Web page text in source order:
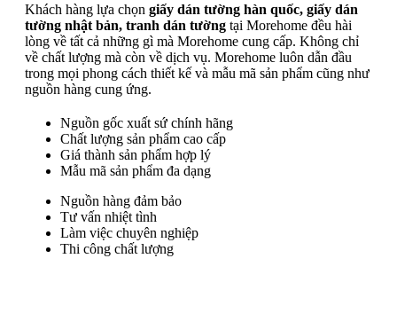
Khách hàng lựa chọn giấy dán tường hàn quốc, giấy dán
tường nhật bản, tranh dán tường tại Morehome đều hài
lòng về tất cả những gì mà Morehome cung cấp. Không chỉ
về chất lượng mà còn về dịch vụ. Morehome luôn dẫn đầu
trong mọi phong cách thiết kế và mẫu mã sản phẩm cũng như
nguồn hàng cung ứng.
Nguồn gốc xuất sứ chính hãng
Chất lượng sản phẩm cao cấp
Giá thành sản phẩm hợp lý
Mẫu mã sản phẩm đa dạng
Nguồn hàng đảm bảo
Tư vấn nhiệt tình
Làm việc chuyên nghiệp
Thi công chất lượng